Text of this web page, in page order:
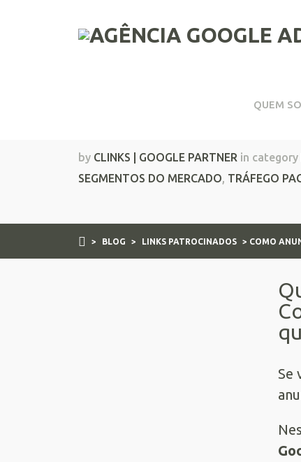
QUEM
Como anunciar
by CLINKS | GOOGLE PARTNER in category
SEGMENTOS DO MERCADO, TRÁFEGO
> BLOG > LINKS PATROCINADOS > COMO
Se